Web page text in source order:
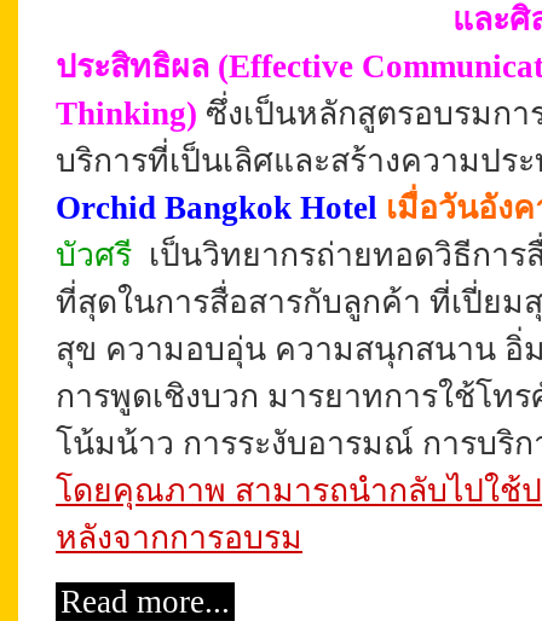
และศิ
ประสิทธิผล (Effective
Thinking) ซึ่งเป็นหลักสูตรอบรมกา
บริการที่เป็นเลิศและสร้างความป
Orchid Bangkok Hotel เมื่อวันอัง
บัวศรี เป็นวิทยากรถ่ายทอดวิธีกา
ที่สุดในการสื่อสารกับลูกค้า ที่เปี่ย
สุข ความอบอุ่น ความสนุกสนาน อิ่
การพูดเชิงบวก มารยาทการใช้โท
โน้มน้าว การระงับอารมณ์ การบริ
โดยคุณภาพ สามารถนำกลับไปใ
หลังจากการอบรม
Read more...